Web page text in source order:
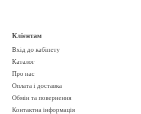
Клієнтам
Вхід до кабінету
Каталог
Про нас
Оплата і доставка
Обмін та повернення
Контактна інформація